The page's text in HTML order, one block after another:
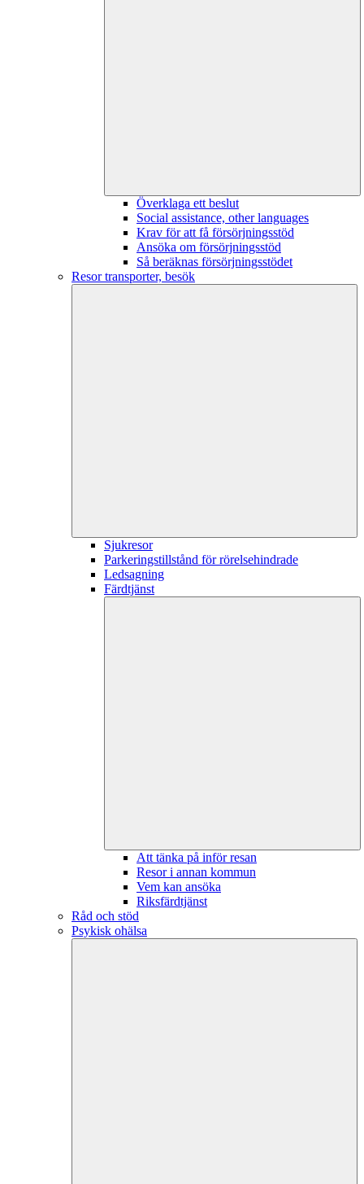
Överklaga ett beslut
Social assistance, other languages
Krav för att få försörjningsstöd
Ansöka om försörjningsstöd
Så beräknas försörjningsstödet
Resor transporter, besök
Sjukresor
Parkeringstillstånd för rörelsehindrade
Ledsagning
Färdtjänst
Att tänka på inför resan
Resor i annan kommun
Vem kan ansöka
Riksfärdtjänst
Råd och stöd
Psykisk ohälsa